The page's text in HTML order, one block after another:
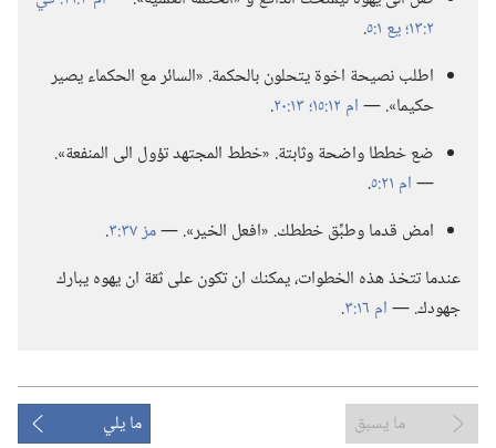
٢:‏١٣؛‏
يع ١:‏٥
‏.‏
اطلب نصيحة اخوة يتحلون بالحكمة.‏ «السائر مع الحكماء يصير
حكيما».‏ —‏ام ١٢:‏١٥؛‏
‏.‏
ضع خططا واضحة وثابتة.‏ «خطط المجتهد تؤول الى المنفعة».‏
—‏ام ٢١:‏٥
‏.‏
امض قدما وطبِّق خططك.‏ «افعل الخير».‏ —‏مز ٣٧:‏٣
‏.‏
عندما تتخذ هذه الخطوات،‏ يمكنك ان تكون على ثقة ان يهوه يبارك
جهودك.‏ —‏ام ١٦:‏٣ ‏.‏
ما يسبق ما يلي